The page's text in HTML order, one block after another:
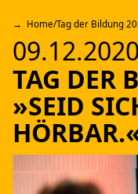
ANGEBOTE
ÜBER UNS
FÜR
A A A
Home/Tag der Bildung
09.12.2020
TAG DER
»SEID